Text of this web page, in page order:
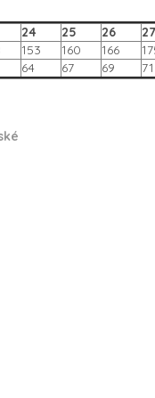
24 25 26
27
153 160 166
64 67 69 71